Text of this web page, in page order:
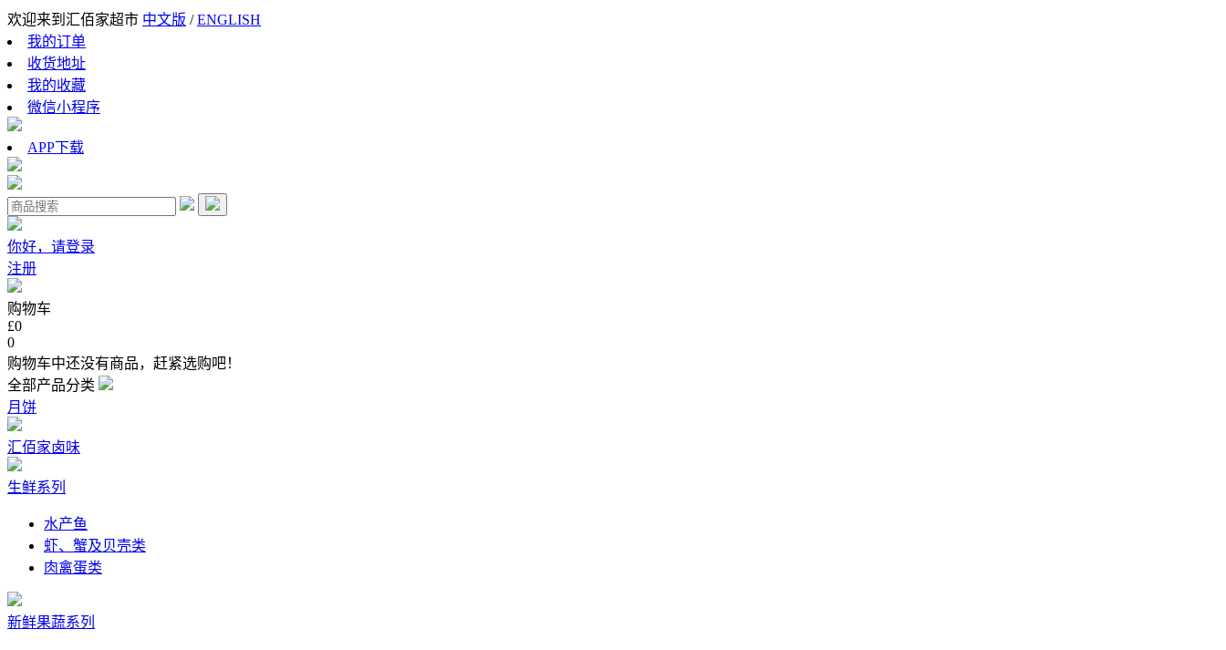
欢迎来到汇佰家超市 中文版 /ENGLISH
我的订单
收货地址
我的收藏
微信小程序
APP下载
你好，请登录
注册
购物车
£0
0
购物车中还没有商品，赶紧选购吧！
全部产品分类
月饼
汇佰家卤味
生鲜系列
水产鱼
虾、蟹及贝壳类
肉禽蛋类
新鲜果蔬系列